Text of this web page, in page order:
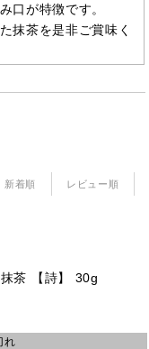
口が特徴です。
抹茶を是非ご賞味く
新着順 レビュー順
茶 【詩】 30g
れ